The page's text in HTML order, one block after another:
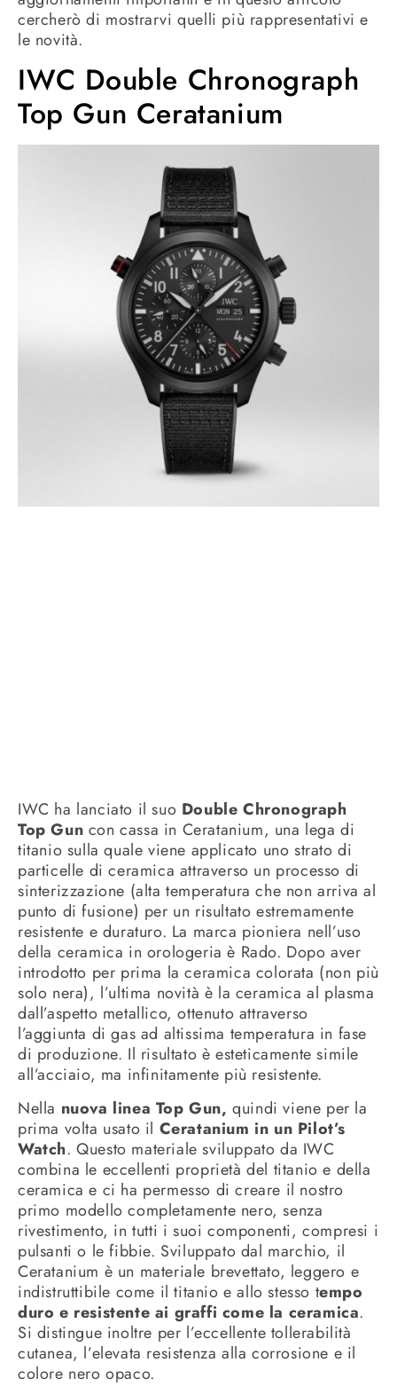
cercherò di mostrarvi quelli più rappresentativi e
le novità.
IWC Double Chronograph
Top Gun Ceratanium
IWC ha lanciato il suo Double Chronograph
Top Gun con cassa in Ceratanium, una lega di
titanio sulla quale viene applicato uno strato di
particelle di ceramica attraverso un processo di
sinterizzazione (alta temperatura che non arriva al
punto di fusione) per un risultato estremamente
resistente e duraturo. La marca pioniera nell’uso
della ceramica in orologeria è Rado. Dopo aver
introdotto per prima la ceramica colorata (non più
solo nera), l’ultima novità è la ceramica al plasma
dall’aspetto metallico, ottenuto attraverso
l’aggiunta di gas ad altissima temperatura in fase
di produzione. Il risultato è esteticamente simile
all’acciaio, ma infinitamente più resistente.
Nella nuova linea Top Gun, quindi viene per la
prima volta usato il Ceratanium in un Pilot’s
Watch. Questo materiale sviluppato da IWC
combina le eccellenti proprietà del titanio e della
ceramica e ci ha permesso di creare il nostro
primo modello completamente nero, senza
rivestimento, in tutti i suoi componenti, compresi i
pulsanti o le fibbie. Sviluppato dal marchio, il
Ceratanium è un materiale brevettato, leggero e
indistruttibile come il titanio e allo stesso tempo
duro e resistente ai graffi come la ceramica.
Si distingue inoltre per l’eccellente tollerabilità
cutanea, l’elevata resistenza alla corrosione e il
colore nero opaco.